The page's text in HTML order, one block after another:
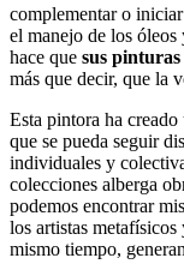
complementar o
el manejo de los óleos
hace que sus pinturas
más que decir, que la
Esta pintora ha creado
que se pueda seguir
individuales y
colecciones alberga
podemos encontrar
los artistas metafísicos
mismo tiempo,